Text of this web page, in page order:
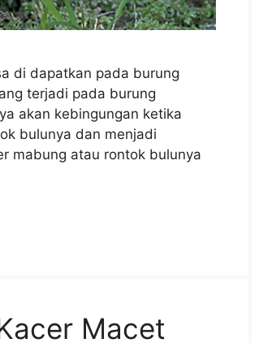
di dapatkan pada burung
terjadi pada burung
akan kebingungan ketika
bulunya dan menjadi
mabung atau rontok bulunya
Macet